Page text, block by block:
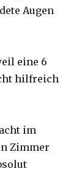
Augen
eine 6
hilfreich
im
Zimmer